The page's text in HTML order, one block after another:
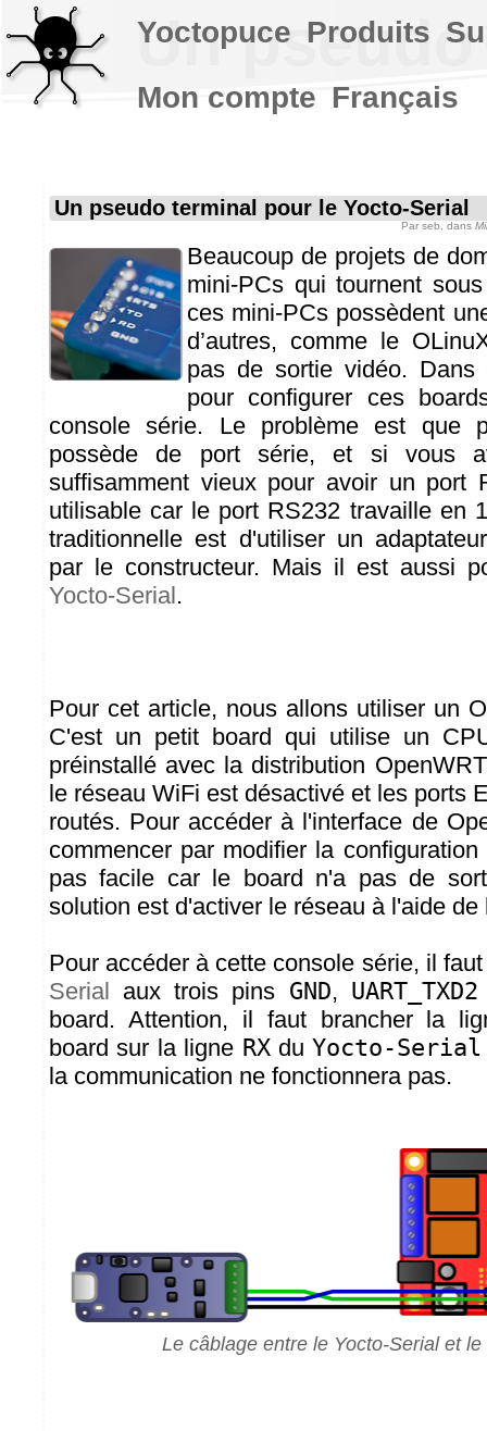
Un
Un pseudo terminal pour le Yocto-Serial
Par seb , dans
Beaucoup de projets de
mini-PCs qui tournent
ces mini-PCs possèdent
d’autres, comme le
pas de sortie vidéo.
pour configurer ces
console série. Le problème est que
possède de port série, et si vous
suffisamment vieux pour avoir un port
utilisable car le port RS232 travaille en
traditionnelle est d'utiliser un
par le constructeur. Mais il est aussi
Yocto-Serial.
Pour cet article, nous allons utiliser un
C'est un petit board qui utilise un
préinstallé avec la distribution
le réseau WiFi est désactivé et les ports
routés. Pour accéder à l'interface de
commencer par modifier la
pas facile car le board n'a pas de
solution est d'activer le réseau à l'aide
Pour accéder à cette console série, il
Serial aux trois pins GND, UART_TXD2
board. Attention, il faut brancher la
board sur la ligne RXduYocto-Serial
la communication ne fonctionnera pas.
Le câblage entre le Yocto-Serial et
Yoctopuce Produits
Mon compte Français